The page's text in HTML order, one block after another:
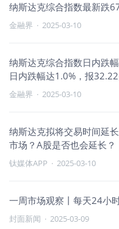
纳斯达克综合指数最新跌
金融界 · 2025-03-10
纳斯达克综合指数日内跌
日内跌幅达1.0%，报32.22
金融界 · 2025-03-10
纳斯达克拟将交易时间延
市场？A股是否也会延长
钛媒体APP · 2025-03-10
一周市场观察丨每天24小
封面新闻 · 2025-03-09